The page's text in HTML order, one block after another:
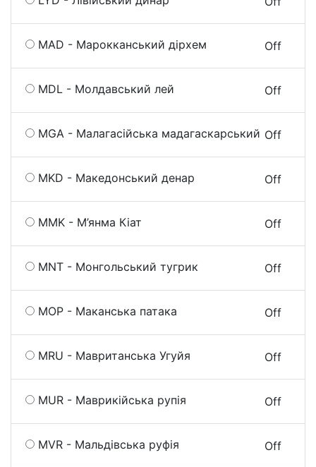
MAD - Марокканський дірхем Off
MDL - Молдавський лей Off
MGA - Малагасійська мадагаскарський
On Off
MKD - Македонський денар Off
MMK - М’янма Кіат Off
MNT - Монгольський тугрик Off
MOP - Маканська патака Off
MRU - Мавританська Угуйя Off
MUR - Маврикійська рупія Off
MVR - Мальдівська руфія Off